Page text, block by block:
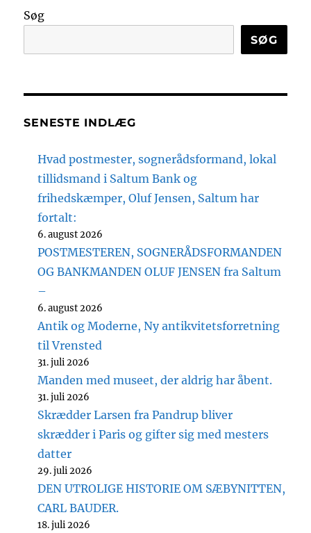
Søg
SØG
SENESTE INDLÆG
Hvad postmester, sognerådsformand, lokal
tillidsmand i Saltum Bank og
frihedskæmper, Oluf Jensen, Saltum har
fortalt:
6. august 2026
POSTMESTEREN, SOGNERÅDSFORMANDEN
OG BANKMANDEN OLUF JENSEN fra Saltum
–
6. august 2026
Antik og Moderne, Ny antikvitetsforretning
til Vrensted
31. juli 2026
Manden med museet, der aldrig har åbent.
31. juli 2026
Skrædder Larsen fra Pandrup bliver
skrædder i Paris og gifter sig med mesters
datter
29. juli 2026
DEN UTROLIGE HISTORIE OM SÆBYNITTEN,
CARL BAUDER.
18. juli 2026